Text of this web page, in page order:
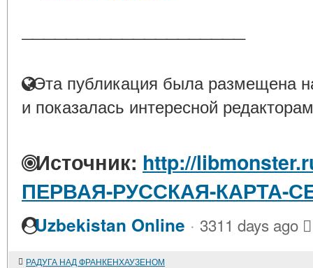
Эта публикация была размещена
и показалась интересной
Источник: http://
ПЕРВАЯ-РУССКАЯ-КАРТА-
Uzbekistan Online · 3311 days ago
РАДУГА НАД ФРАНКЕНХАУЗЕНОМ